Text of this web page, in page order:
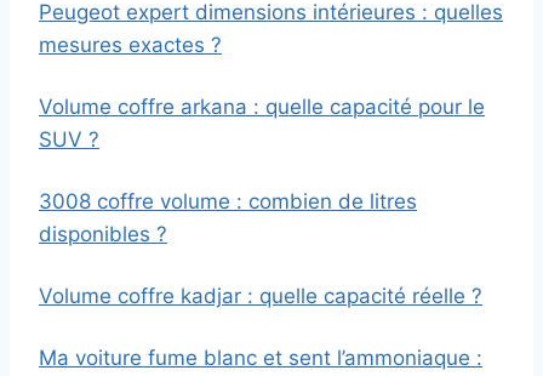
Peugeot expert dimensions intérieures : quelles
mesures exactes ?
Volume coffre arkana : quelle capacité pour le
SUV ?
3008 coffre volume : combien de litres
disponibles ?
Volume coffre kadjar : quelle capacité réelle ?
Ma voiture fume blanc et sent l’ammoniaque :